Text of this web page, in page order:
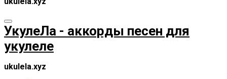
УкулеЛа - аккорды песен для
укулеле
ukulela.xyz